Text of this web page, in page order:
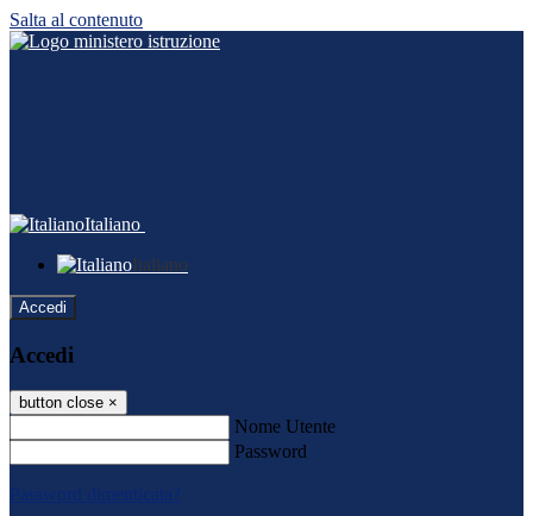
Salta al contenuto
Italiano
Italiano
Accedi
Accedi
button close ×
Nome Utente
Password
Password dimenticata?